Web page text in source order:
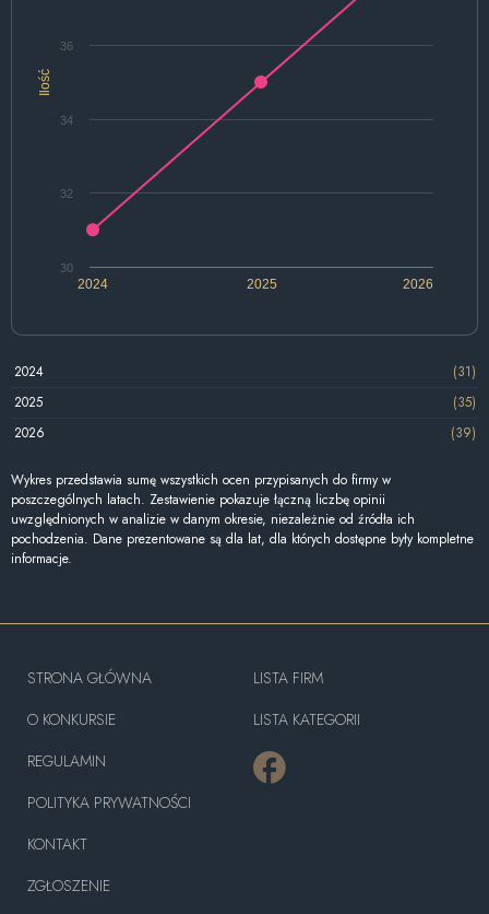
Ilość
2024 2025 2026
30
32
34
36
2024
(31)
2025
(35)
2026
(39)
Wykres przedstawia sumę wszystkich ocen przypisanych do firmy w
poszczególnych latach. Zestawienie pokazuje łączną liczbę opinii
uwzględnionych w analizie w danym okresie, niezależnie od źródła ich
pochodzenia. Dane prezentowane są dla lat, dla których dostępne były kompletne
informacje.
STRONA GŁÓWNA
O KONKURSIE
REGULAMIN
POLITYKA PRYWATNOŚCI
KONTAKT
ZGŁOSZENIE
LISTA FIRM
LISTA KATEGORII